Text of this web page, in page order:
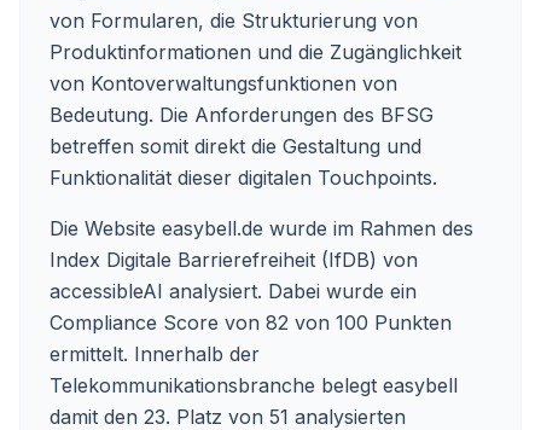
von Formularen, die Strukturierung von
Produktinformationen und die Zugänglichkeit
von Kontoverwaltungsfunktionen von
Bedeutung. Die Anforderungen des BFSG
betreffen somit direkt die Gestaltung und
Funktionalität dieser digitalen Touchpoints.
Die Website easybell.de wurde im Rahmen des
Index Digitale Barrierefreiheit (IfDB) von
accessibleAI analysiert. Dabei wurde ein
Compliance Score von 82 von 100 Punkten
ermittelt. Innerhalb der
Telekommunikationsbranche belegt easybell
damit den 23. Platz von 51 analysierten